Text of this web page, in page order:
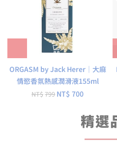
ORGASM by Jack Herer｜大麻
情慾香氛熱感潤滑液155ml
NT$799 NT$ 700
精選